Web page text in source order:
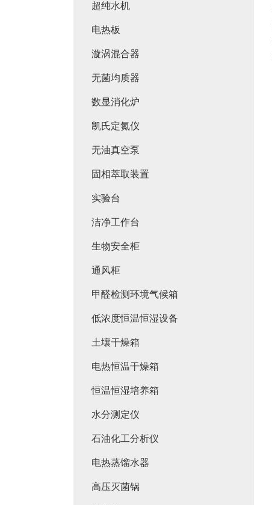
超纯水机
电热板
漩涡混合器
无菌均质器
数显消化炉
凯氏定氮仪
无油真空泵
固相萃取装置
实验台
洁净工作台
生物安全柜
通风柜
甲醛检测环境气候箱
低浓度恒温恒湿设备
土壤干燥箱
电热恒温干燥箱
恒温恒湿培养箱
水分测定仪
石油化工分析仪
电热蒸馏水器
高压灭菌锅